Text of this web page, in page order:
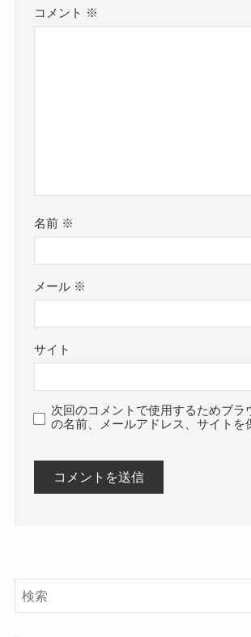
コメント ※
名前 ※
メール ※
サイト
次回のコメントで使用するためブラ
の名前、メールアドレス、サイトを